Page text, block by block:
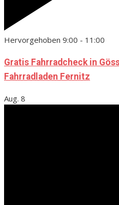
Hervorgehoben 9:00 - 11:00
Gratis Fahrradcheck in
Fahrradladen Fernitz
Aug. 8